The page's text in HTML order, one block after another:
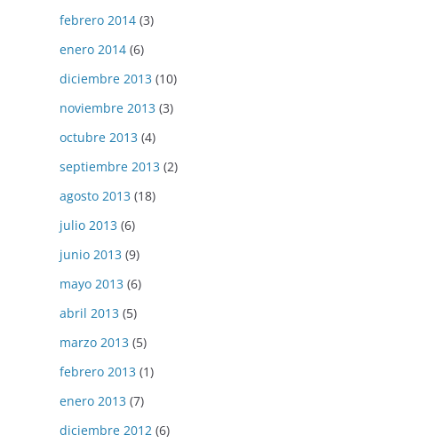
febrero 2014 (3)
enero 2014 (6)
diciembre 2013 (10)
noviembre 2013 (3)
octubre 2013 (4)
septiembre 2013 (2)
agosto 2013 (18)
julio 2013 (6)
junio 2013 (9)
mayo 2013 (6)
abril 2013 (5)
marzo 2013 (5)
febrero 2013 (1)
enero 2013 (7)
diciembre 2012 (6)